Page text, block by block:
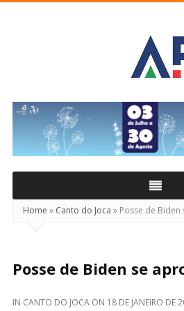
Real
Home » Canto do Joca » Posse de
Posse de Biden se
IN CANTO DO JOCA ON 18 DE JANEIRO DE